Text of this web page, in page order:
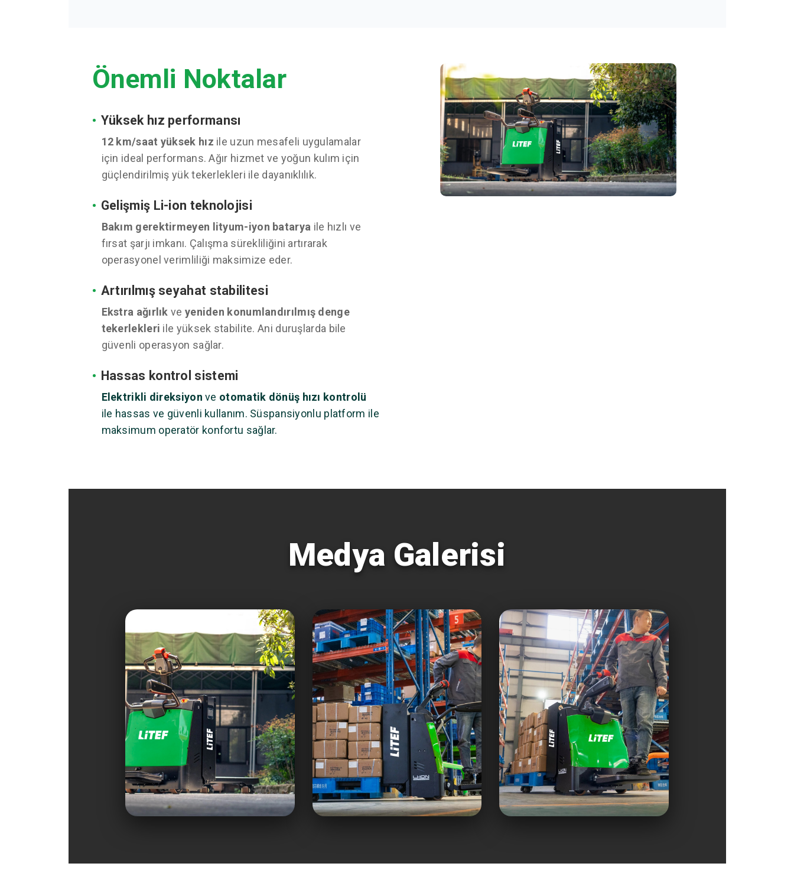
Önemli Noktalar
• Yüksek hız performansı
12 km/saat yüksek hız ile uzun mesafeli uygulamalar
için ideal performans. Ağır hizmet ve yoğun kulım için
güçlendirilmiş yük tekerlekleri ile dayanıklılık.
• Gelişmiş Li-ion teknolojisi
Bakım gerektirmeyen lityum-iyon batarya ile hızlı ve
fırsat şarjı imkanı. Çalışma sürekliliğini artırarak
operasyonel verimliliği maksimize eder.
• Artırılmış seyahat stabilitesi
Ekstra ağırlık ve yeniden konumlandırılmış denge
tekerlekleri ile yüksek stabilite. Ani duruşlarda bile
güvenli operasyon sağlar.
• Hassas kontrol sistemi
Elektrikli direksiyon ve otomatik dönüş hızı kontrolü
ile hassas ve güvenli kullanım. Süspansiyonlu platform ile
maksimum operatör konfortu sağlar.
Medya Galerisi
Performansı